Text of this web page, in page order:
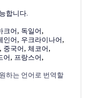
합니다.
크어, 독일어,
인어, 우크라이나어,
, 중국어, 체코어,
어, 프랑스어,
하는 언어로 번역할